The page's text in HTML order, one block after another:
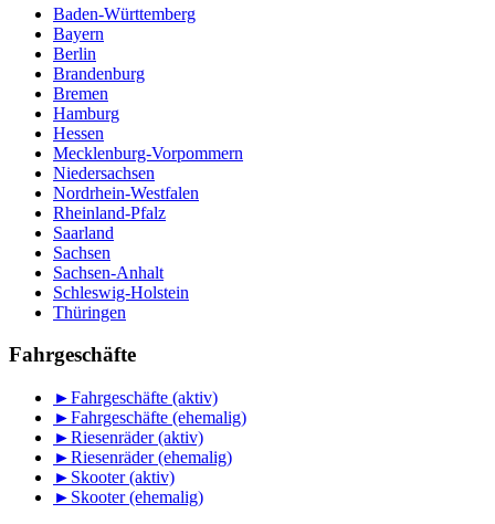
Baden-Württemberg
Bayern
Berlin
Brandenburg
Bremen
Hamburg
Hessen
Mecklenburg-Vorpommern
Niedersachsen
Nordrhein-Westfalen
Rheinland-Pfalz
Saarland
Sachsen
Sachsen-Anhalt
Schleswig-Holstein
Thüringen
Fahrgeschäfte
►Fahrgeschäfte (aktiv)
►Fahrgeschäfte (ehemalig)
►Riesenräder (aktiv)
►Riesenräder (ehemalig)
► Skooter (aktiv)
► Skooter (ehemalig)